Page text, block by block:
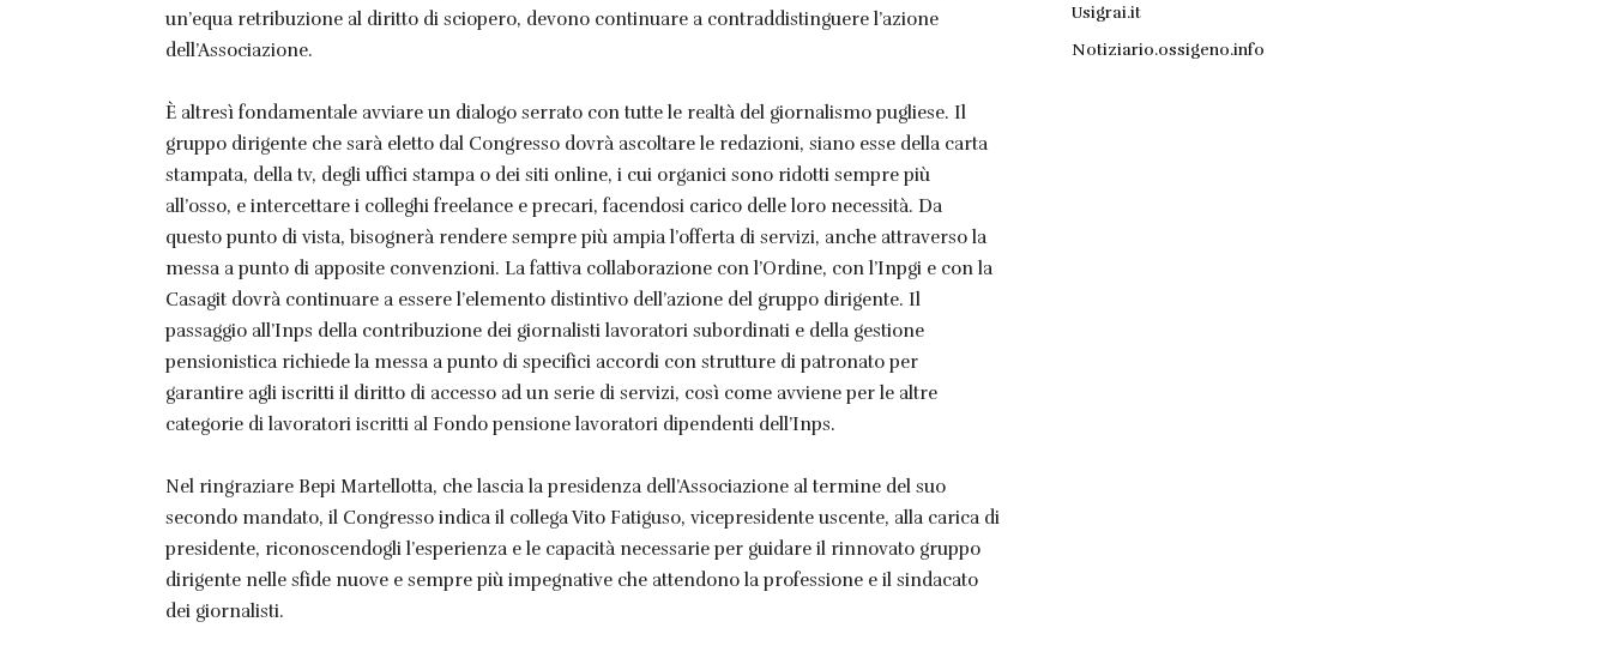
un’equa retribuzione al diritto di sciopero, devono continuare a contraddistinguere l’azione
dell’Associazione.
È altresì fondamentale avviare un dialogo serrato con tutte le realtà del giornalismo pugliese. Il
gruppo dirigente che sarà eletto dal Congresso dovrà ascoltare le redazioni, siano esse della carta
stampata, della tv, degli uffici stampa o dei siti online, i cui organici sono ridotti sempre più
all’osso, e intercettare i colleghi freelance e precari, facendosi carico delle loro necessità. Da
questo punto di vista, bisognerà rendere sempre più ampia l’offerta di servizi, anche attraverso la
messa a punto di apposite convenzioni. La fattiva collaborazione con l’Ordine, con l’Inpgi e con la
Casagit dovrà continuare a essere l’elemento distintivo dell’azione del gruppo dirigente. Il
passaggio all’Inps della contribuzione dei giornalisti lavoratori subordinati e della gestione
pensionistica richiede la messa a punto di specifici accordi con strutture di patronato per
garantire agli iscritti il diritto di accesso ad un serie di servizi, così come avviene per le altre
categorie di lavoratori iscritti al Fondo pensione lavoratori dipendenti dell’Inps.
Nel ringraziare Bepi Martellotta, che lascia la presidenza dell’Associazione al termine del suo
secondo mandato, il Congresso indica il collega Vito Fatiguso, vicepresidente uscente, alla carica di
presidente, riconoscendogli l’esperienza e le capacità necessarie per guidare il rinnovato gruppo
dirigente nelle sfide nuove e sempre più impegnative che attendono la professione e il sindacato
dei giornalisti.
Usigrai.it
Notiziario.ossigeno.info